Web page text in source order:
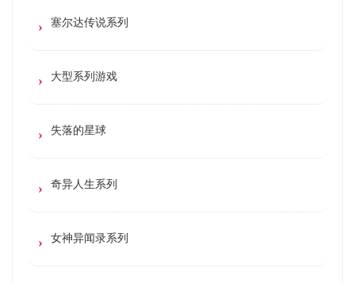
塞尔达传说系列
大型系列游戏
失落的星球
奇异人生系列
女神异闻录系列